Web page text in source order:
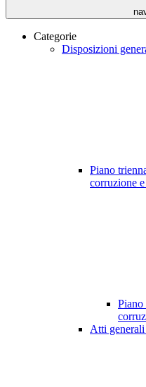
Categorie
Disposizioni
Piano
corruzione
Piano
Atti generali